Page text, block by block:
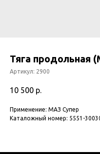
Тяга продольная
Артикул: 2900
10 500 р.
Применение: МАЗ Супер
Каталожный номер: 5551-